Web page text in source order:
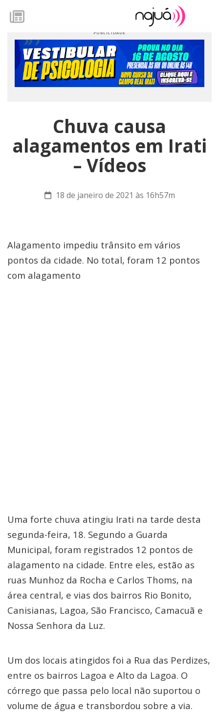
Chuva causa
alagamentos em Irati
– Vídeos
18 de janeiro de 2021 às 16h57m
Alagamento impediu trânsito em vários
pontos da cidade. No total, foram 12 pontos
com alagamento
Uma forte chuva atingiu Irati na tarde desta
segunda-feira, 18. Segundo a Guarda
Municipal, foram registrados 12 pontos de
alagamento na cidade. Entre eles, estão as
ruas Munhoz da Rocha e Carlos Thoms, na
área central, e vias dos bairros Rio Bonito,
Canisianas, Lagoa, São Francisco, Camacuã e
Nossa Senhora da Luz.
Um dos locais atingidos foi a Rua das Perdizes,
entre os bairros Lagoa e Alto da Lagoa. O
córrego que passa pelo local não suportou o
volume de água e transbordou sobre a via.